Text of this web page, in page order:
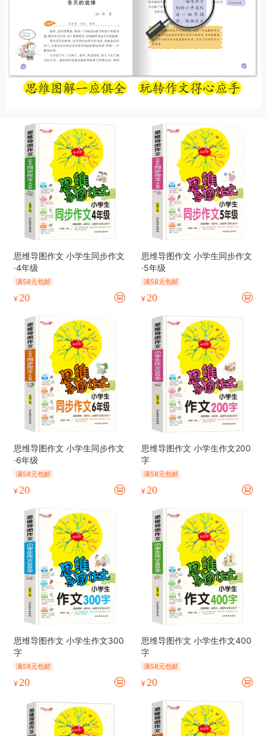
思维导图作文 小学生同步作文
·4年级
满58元包邮
¥ 20
思维导图作文 小学生同步作文
·5年级
满58元包邮
¥ 20
思维导图作文 小学生同步作文
·6年级
满58元包邮
¥ 20
思维导图作文 小学生作文200
字
满58元包邮
¥ 20
思维导图作文 小学生作文300
字
满58元包邮
¥ 20
思维导图作文 小学生作文400
字
满58元包邮
¥ 20